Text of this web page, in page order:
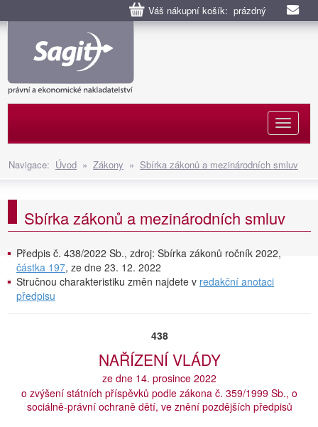
Váš nákupní košík: prázdný
Navigace: Úvod » Zákony » Sbírka zákonů a mezinárodních smluv
Sbírka zákonů a mezinárodních smluv
Předpis č. 438/2022 Sb., zdroj: Sbírka zákonů ročník 2022,
částka 197, ze dne 23. 12. 2022
Stručnou charakteristiku změn najdete v redakční anotaci
předpisu
438
NAŘÍZENÍ VLÁDY
ze dne 14. prosince 2022
o zvýšení státních příspěvků podle zákona č. 359/1999 Sb., o
sociálně-právní ochraně dětí, ve znění pozdějších předpisů